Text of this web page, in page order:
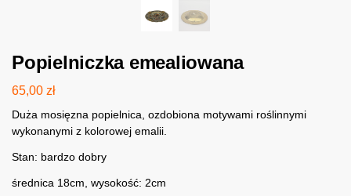
Popielniczka emealiowana
65,00 zł
Duża mosięzna popielnica, ozdobiona motywami roślinnymi
wykonanymi z kolorowej emalii.
Stan: bardzo dobry
średnica 18cm, wysokość: 2cm